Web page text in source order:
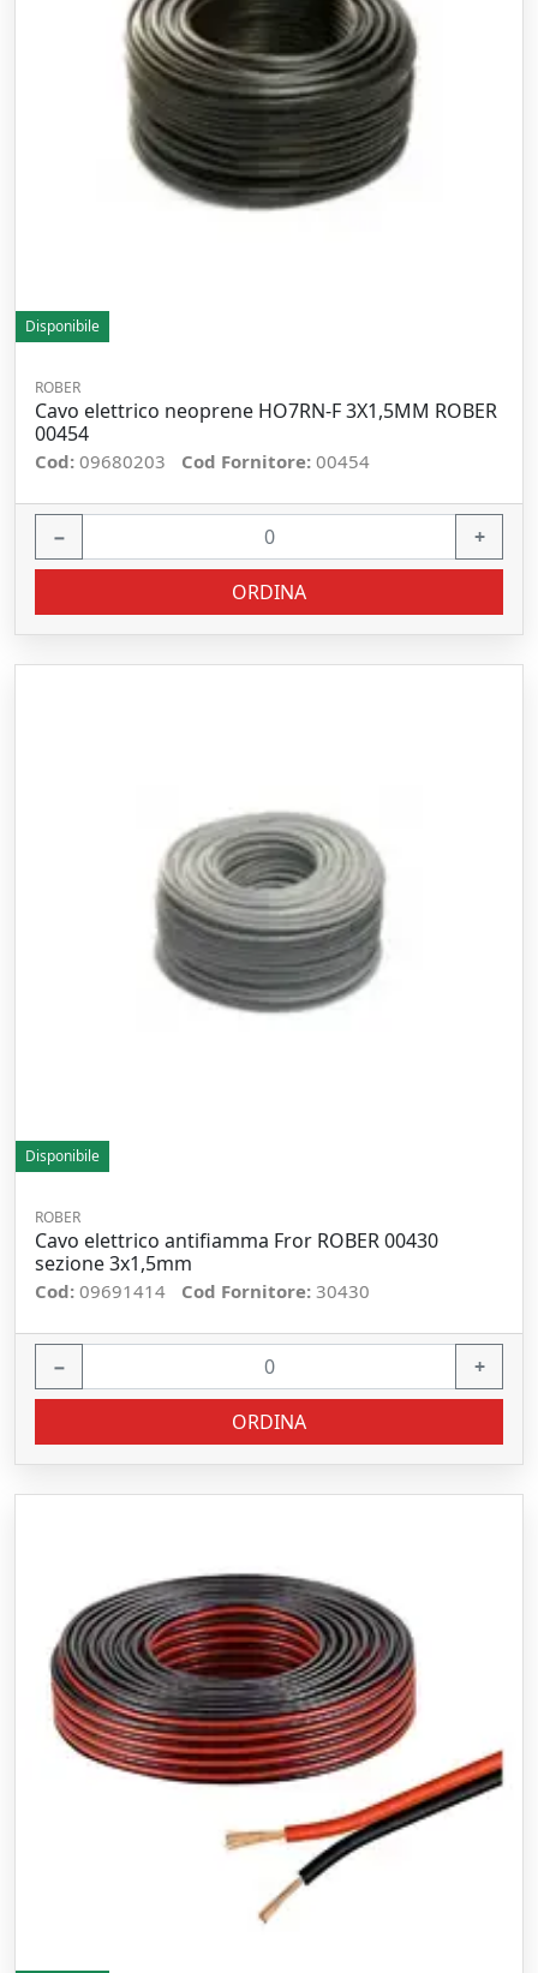
Disponibile
ROBER
Cavo elettrico neoprene HO7RN-F 3X1,5MM ROBER
00454
Cod: 09680203 Cod Fornitore: 00454
− +
ORDINA
Disponibile
ROBER
Cavo elettrico antifiamma Fror ROBER 00430
sezione 3x1,5mm
Cod: 09691414 Cod Fornitore: 30430
− +
ORDINA